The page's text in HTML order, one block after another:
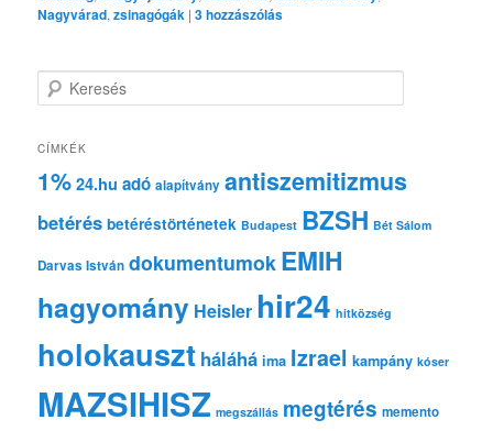
Nagyvárad,zsinagógák |3hozzászólás
e
e
é
CÍMKÉK
1% 24.hu adó alapítvány antiszemitizmus
betérés betéréstörténetek Budapest BZSH Bét Sálom
Darvas István dokumentumok EMIH
hagyomány Heisler hir24 hitközség
holokauszt háláhá ima Izrael kampány kóser
MAZSIHISZ megszállás megtérés memento